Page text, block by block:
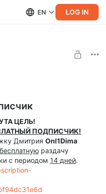
EN LOG IN
ЦЕЛЬ!
ПОДПИСЧИК!
Дмитрия Onl1Dima
бесплатную раздачу
с периодом 14 дней.